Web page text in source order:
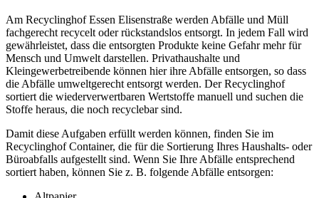
Am Recyclinghof Essen Elisenstraße werden Abfälle und Müll
fachgerecht recycelt oder rückstandslos entsorgt. In jedem Fall wird
gewährleistet, dass die entsorgten Produkte keine Gefahr mehr für
Mensch und Umwelt darstellen. Privathaushalte und
Kleingewerbetreibende können hier ihre Abfälle entsorgen, so dass
die Abfälle umweltgerecht entsorgt werden. Der Recyclinghof
sortiert die wiederverwertbaren Wertstoffe manuell und suchen die
Stoffe heraus, die noch recyclebar sind.
Damit diese Aufgaben erfüllt werden können, finden Sie im
Recyclinghof Container, die für die Sortierung Ihres Haushalts- oder
Büroabfalls aufgestellt sind. Wenn Sie Ihre Abfälle entsprechend
sortiert haben, können Sie z. B. folgende Abfälle entsorgen: